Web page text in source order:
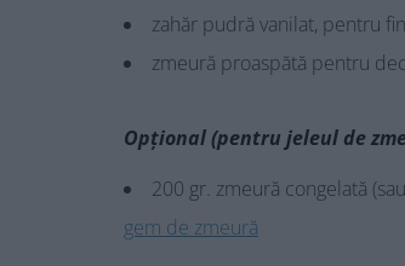
zahăr pudră vanilat, pentru
zmeură proaspătă pentru
Opțional (pentru jeleul de
200 gr. zmeură congelată
gem de zmeură